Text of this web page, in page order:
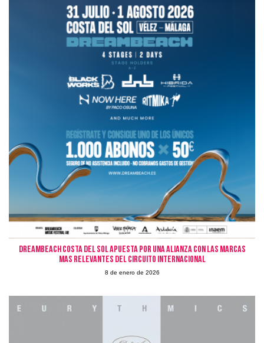
Dreambeach Costa del Sol apuesta por una alianza con las marcas
mas relevantes del circuito internacional
8 de enero de 2026